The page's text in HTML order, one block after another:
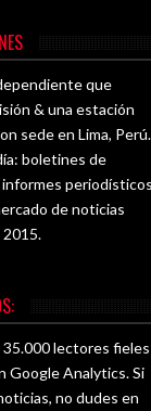
que
& una estación
sede en Lima, Perú.
boletines de
informes
de noticias
2015.
lectores fieles
Google Analytics. Si
no dudes en